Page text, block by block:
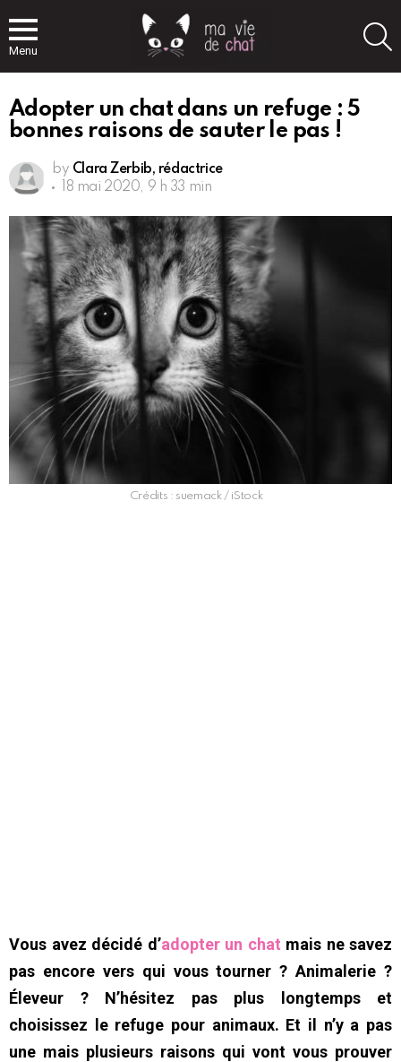
Menu
Adopter un chat dans un refuge : 5
bonnes raisons de sauter le pas !
by Clara Zerbib, rédactrice
18 mai 2020, 9 h 33 min
Crédits : suemack / iStock
Vous avez décidé d’adopter un chat mais ne savez
pas encore vers qui vous tourner ? Animalerie ?
Éleveur ? N’hésitez pas plus longtemps et
choisissez le refuge pour animaux. Et il n’y a pas
une mais plusieurs raisons qui vont vous prouver